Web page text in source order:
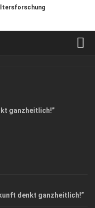
ganzheitlich!”
denkt ganzheitlich!”